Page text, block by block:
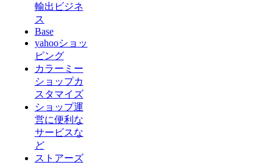
輸出ビジネ
ス
Base
yahooショッ
ピング
カラーミー
ショップカ
スタマイズ
ショップ運
営に便利な
サービスな
ど
ストアーズ